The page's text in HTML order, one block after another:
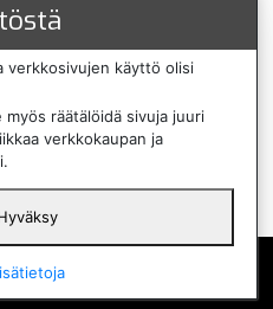
Svenska
verkkosivujen käyttö olisi
myös räätälöidä sivuja juuri
verkkokaupan ja